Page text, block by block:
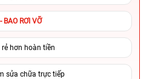
BAO RƠI VỠ
hơn hoàn tiền
sửa chữa trực tiếp